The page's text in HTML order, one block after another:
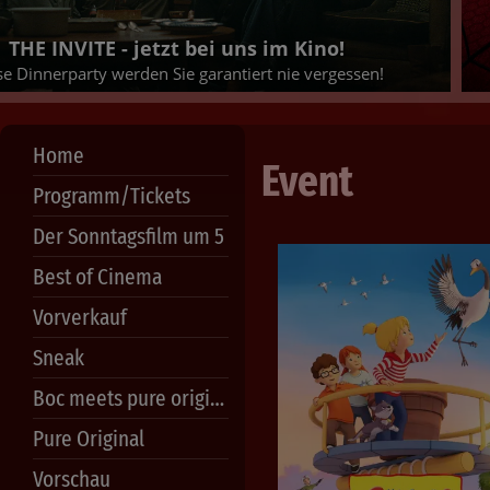
THE INVITE - jetzt bei uns im Kino!
Dinnerparty werden Sie garantiert nie vergessen!
Home
Programm/Tickets
Der Sonntagsfilm um 5
Best of Cinema
Vorverkauf
Sneak
Boc meets pure original
Pure Original
Vorschau
Event